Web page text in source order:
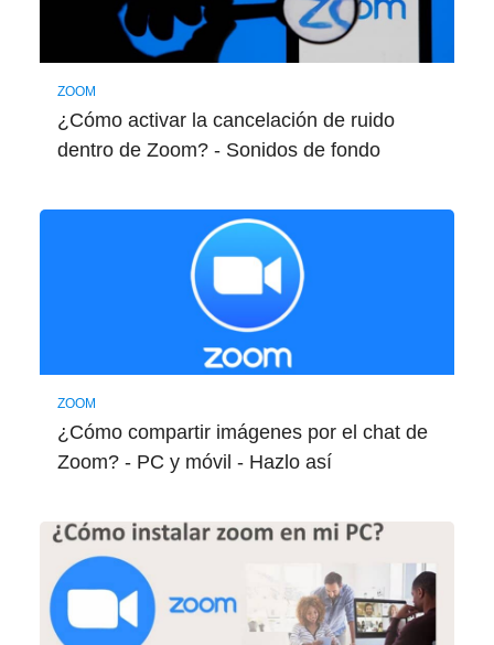
ZOOM
¿Cómo activar la cancelación de ruido
dentro de Zoom? - Sonidos de fondo
ZOOM
¿Cómo compartir imágenes por el chat de
Zoom? - PC y móvil - Hazlo así